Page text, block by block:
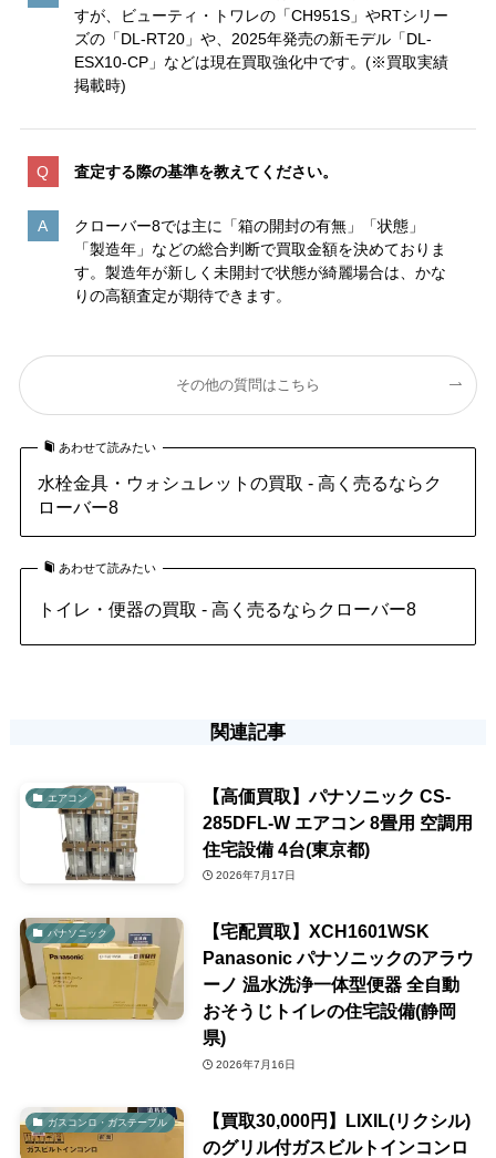
すが、ビューティ・トワレの「CH951S」やRTシリー
ズの「DL-RT20」や、2025年発売の新モデル「DL-
ESX10-CP」などは現在買取強化中です。(※買取実績
掲載時)
査定する際の基準を教えてください。
クローバー8では主に「箱の開封の有無」「状態」
「製造年」などの総合判断で買取金額を決めておりま
す。製造年が新しく未開封で状態が綺麗場合は、かな
りの高額査定が期待できます。
その他の質問はこちら
あわせて読みたい
水栓金具・ウォシュレットの買取 - 高く売るならク
ローバー8
あわせて読みたい
トイレ・便器の買取 - 高く売るならクローバー8
関連記事
エアコン
【高価買取】パナソニック CS-
285DFL-W エアコン 8畳用 空調用
住宅設備 4台(東京都)
2026年7月17日
パナソニック
【宅配買取】XCH1601WSK
Panasonic パナソニックのアラウ
ーノ 温水洗浄一体型便器 全自動
おそうじトイレの住宅設備(静岡
県)
2026年7月16日
ガスコンロ・ガステーブル
【買取30,000円】LIXIL(リクシル)
のグリル付ガスビルトインコンロ